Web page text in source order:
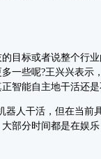
标或者说整个行业
一些呢?王兴兴表示
智能自主地干活还
人干活，但在当前
部分时间都是在娱